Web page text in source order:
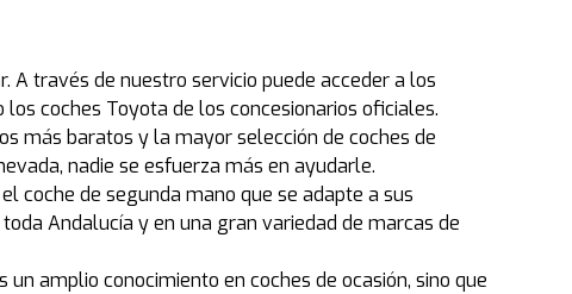
A través de nuestro servicio puede acceder a los
coches Toyota de los concesionarios oficiales.
más baratos y la mayor selección de coches de
nadie se esfuerza más en ayudarle.
coche de segunda mano que se adapte a sus
Andalucía y en una gran variedad de marcas de
amplio conocimiento en coches de ocasión, sino que